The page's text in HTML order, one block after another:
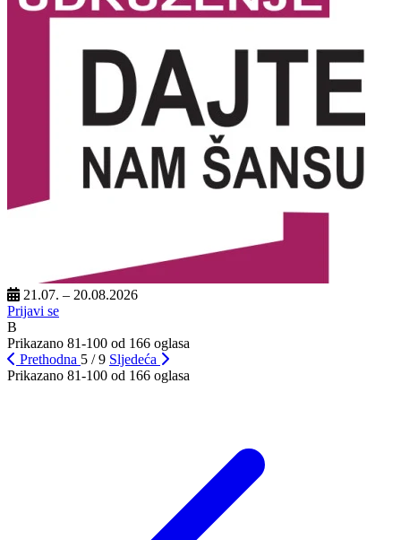
21.07. – 20.08.2026
Prijavi se
B
Prikazano 81-100 od 166 oglasa
Prethodna 5 / 9 Sljedeća
Prikazano 81-100 od 166 oglasa